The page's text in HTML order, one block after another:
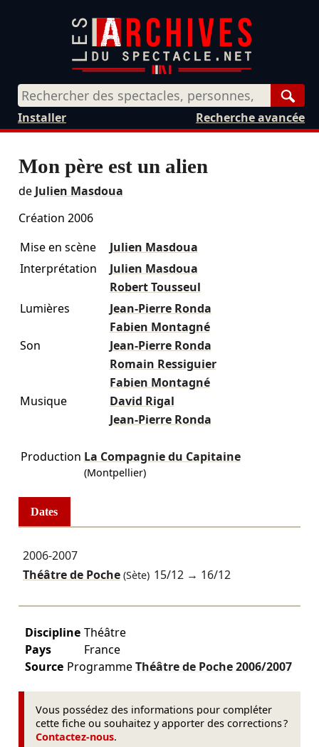
Recherche avancée
Installer
Mon père est un alien
de Julien Masdoua
Création 2006
Mise en scène
Julien Masdoua
Interprétation
Julien Masdoua
Robert Tousseul
Lumières
Jean-Pierre Ronda
Fabien Montagné
Son
Jean-Pierre Ronda
Romain Ressiguier
Fabien Montagné
Musique
David Rigal
Jean-Pierre Ronda
Production La Compagnie du Capitaine
(Montpellier)
Dates
2006-2007
Théâtre de Poche(Sète) 15/12 → 16/12
Discipline Théâtre
Pays
France
Source ProgrammeThéâtre de Poche2006/2007
Vous possédez des informations pour compléter
cette fiche ou souhaitez y apporter des corrections ?
Contactez-nous.